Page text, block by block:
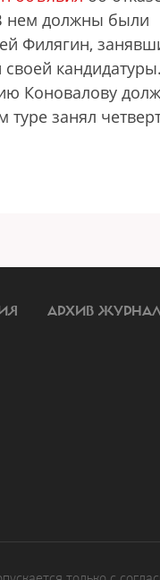
нем должны были
Филягин,
своей кандидатуры.
Коновалову
туре занял
АРХИВ